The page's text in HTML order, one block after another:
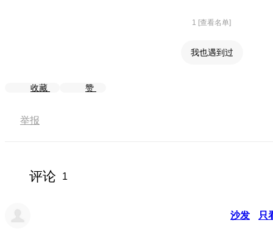
1 [查看名单]
我也遇到过
收藏 赞
举报
评论 1
沙发 只